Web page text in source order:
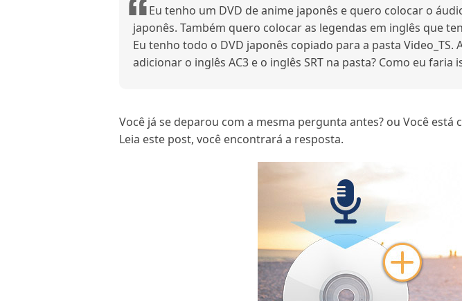
Eu tenho um DVD de anime japonês e quero colocar o
japonês. Também quero colocar as legendas em inglês que
Eu tenho todo o DVD japonês copiado para a pasta
adicionar o inglês AC3 e o inglês SRT na pasta? Como eu faria
Você já se deparou com a mesma pergunta antes? ou Você
Leia este post, você encontrará a resposta.